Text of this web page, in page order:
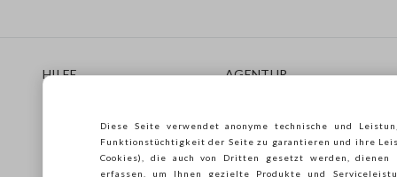
HILFE
Lieferungen
Rücksendungen
AGENTUR
Verkaufsbedingungen
Franchsing
Diese Seite verwendet anonyme technische und
Funktionstüchtigkeit der Seite zu garantieren und ihre
Cookies), die auch von Dritten gesetzt werden, dienen
erfassen, um Ihnen gezielte Produkte und